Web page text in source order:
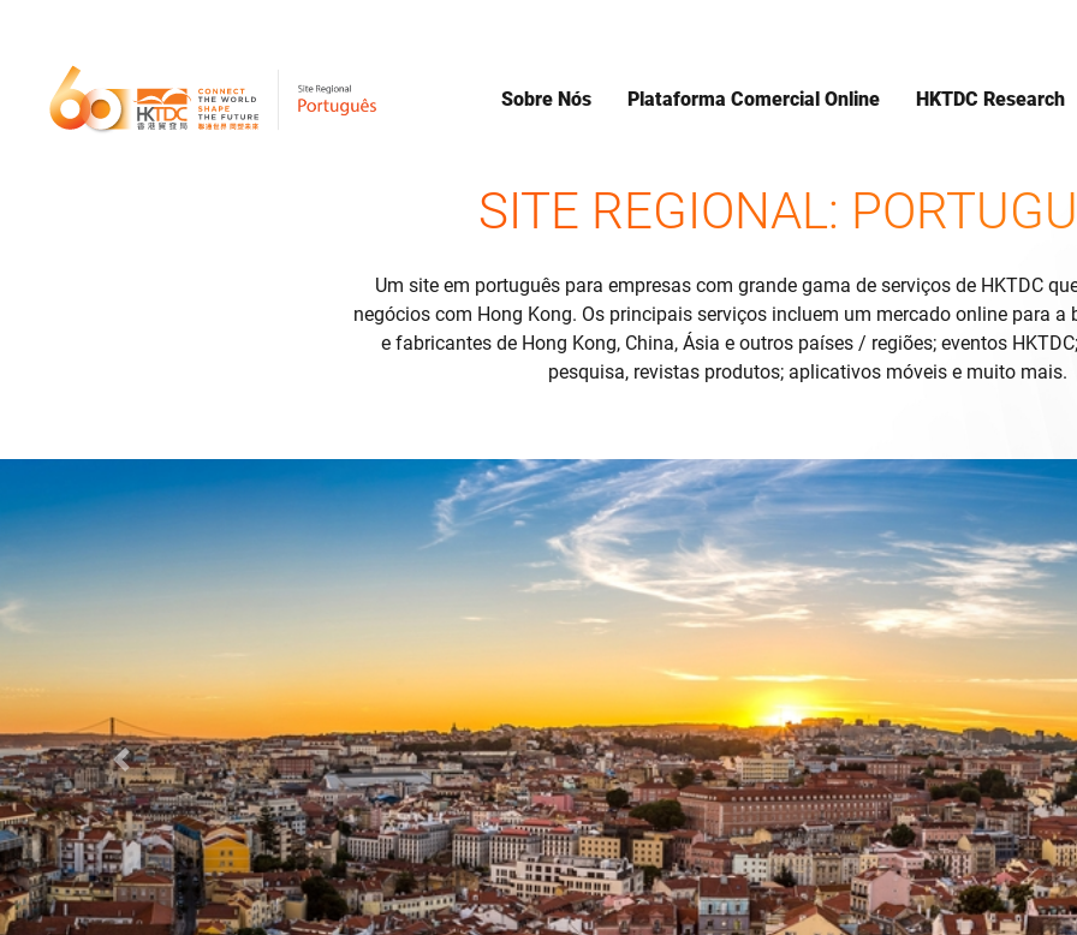
Sobre Nós Plataforma Comercial Online HKTDC Research
SITE REGIONAL:
Um site em português para empresas com grande gama de serviços de HKTDC
negócios com Hong Kong. Os principais serviços incluem um mercado online para a
e fabricantes de Hong Kong, China, Ásia e outros países / regiões; eventos
pesquisa, revistas produtos; aplicativos móveis e muito mais.
Previous